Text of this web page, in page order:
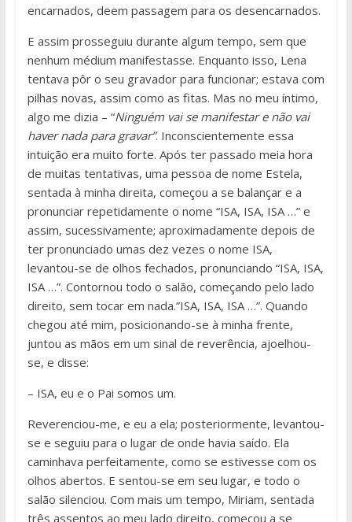
encarnados, deem passagem para os desencarnados.
E assim prosseguiu durante algum tempo, sem que
nenhum médium manifestasse. Enquanto isso, Lena
tentava pôr o seu gravador para funcionar; estava com
pilhas novas, assim como as fitas. Mas no meu íntimo,
algo me dizia – “Ninguém vai se manifestar e não vai
haver nada para gravar”. Inconscientemente essa
intuição era muito forte. Após ter passado meia hora
de muitas tentativas, uma pessoa de nome Estela,
sentada à minha direita, começou a se balançar e a
pronunciar repetidamente o nome “ISA, ISA, ISA …” e
assim, sucessivamente; aproximadamente depois de
ter pronunciado umas dez vezes o nome ISA,
levantou-se de olhos fechados, pronunciando “ISA, ISA,
ISA …”. Contornou todo o salão, começando pelo lado
direito, sem tocar em nada.”ISA, ISA, ISA …”. Quando
chegou até mim, posicionando-se à minha frente,
juntou as mãos em um sinal de reverência, ajoelhou-
se, e disse:
– ISA, eu e o Pai somos um.
Reverenciou-me, e eu a ela; posteriormente, levantou-
se e seguiu para o lugar de onde havia saído. Ela
caminhava perfeitamente, como se estivesse com os
olhos abertos. E sentou-se em seu lugar, e todo o
salão silenciou. Com mais um tempo, Miriam, sentada
três assentos ao meu lado direito, começou a se